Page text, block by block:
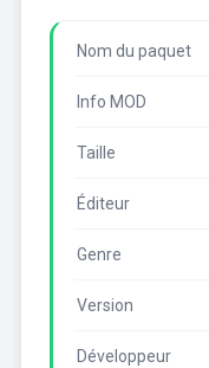
Nom du paquet
Info MOD
Taille
Éditeur
Genre
Version
Développeur